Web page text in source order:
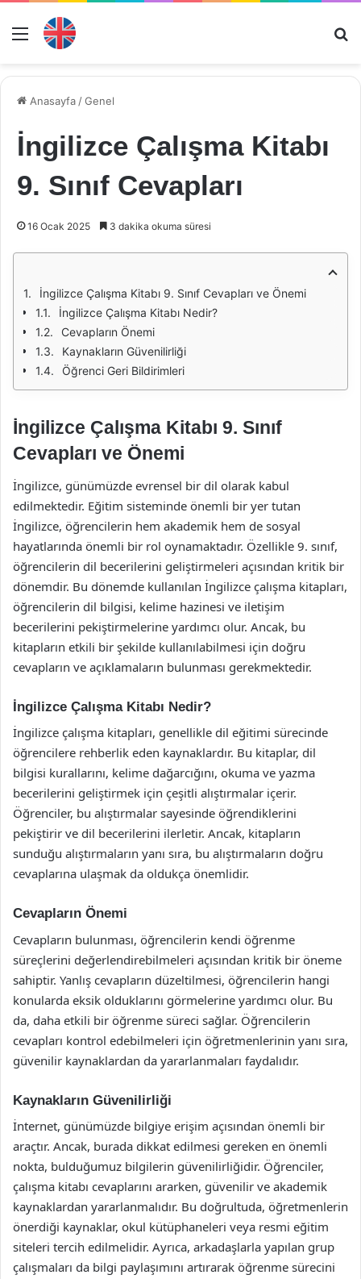
Menü
Anasayfa /Genel
İngilizce Çalışma Kitabı
9. Sınıf Cevapları
16 Ocak 2025 3 dakika okuma süresi
İngilizce Çalışma Kitabı 9. Sınıf Cevapları ve Önemi
İngilizce Çalışma Kitabı Nedir?
Cevapların Önemi
Kaynakların Güvenilirliği
Öğrenci Geri Bildirimleri
İngilizce Çalışma Kitabı 9. Sınıf
Cevapları ve Önemi
İngilizce, günümüzde evrensel bir dil olarak kabul
edilmektedir. Eğitim sisteminde önemli bir yer tutan
İngilizce, öğrencilerin hem akademik hem de sosyal
hayatlarında önemli bir rol oynamaktadır. Özellikle 9. sınıf,
öğrencilerin dil becerilerini geliştirmeleri açısından kritik bir
dönemdir. Bu dönemde kullanılan İngilizce çalışma kitapları,
öğrencilerin dil bilgisi, kelime hazinesi ve iletişim
becerilerini pekiştirmelerine yardımcı olur. Ancak, bu
kitapların etkili bir şekilde kullanılabilmesi için doğru
cevapların ve açıklamaların bulunması gerekmektedir.
İngilizce Çalışma Kitabı Nedir?
İngilizce çalışma kitapları, genellikle dil eğitimi sürecinde
öğrencilere rehberlik eden kaynaklardır. Bu kitaplar, dil
bilgisi kurallarını, kelime dağarcığını, okuma ve yazma
becerilerini geliştirmek için çeşitli alıştırmalar içerir.
Öğrenciler, bu alıştırmalar sayesinde öğrendiklerini
pekiştirir ve dil becerilerini ilerletir. Ancak, kitapların
sunduğu alıştırmaların yanı sıra, bu alıştırmaların doğru
cevaplarına ulaşmak da oldukça önemlidir.
Cevapların Önemi
Cevapların bulunması, öğrencilerin kendi öğrenme
süreçlerini değerlendirebilmeleri açısından kritik bir öneme
sahiptir. Yanlış cevapların düzeltilmesi, öğrencilerin hangi
konularda eksik olduklarını görmelerine yardımcı olur. Bu
da, daha etkili bir öğrenme süreci sağlar. Öğrencilerin
cevapları kontrol edebilmeleri için öğretmenlerinin yanı sıra,
güvenilir kaynaklardan da yararlanmaları faydalıdır.
Kaynakların Güvenilirliği
İnternet, günümüzde bilgiye erişim açısından önemli bir
araçtır. Ancak, burada dikkat edilmesi gereken en önemli
nokta, bulduğumuz bilgilerin güvenilirliğidir. Öğrenciler,
çalışma kitabı cevaplarını ararken, güvenilir ve akademik
kaynaklardan yararlanmalıdır. Bu doğrultuda, öğretmenlerin
önerdiği kaynaklar, okul kütüphaneleri veya resmi eğitim
siteleri tercih edilmelidir. Ayrıca, arkadaşlarla yapılan grup
çalışmaları da bilgi paylaşımını artırarak öğrenme sürecini